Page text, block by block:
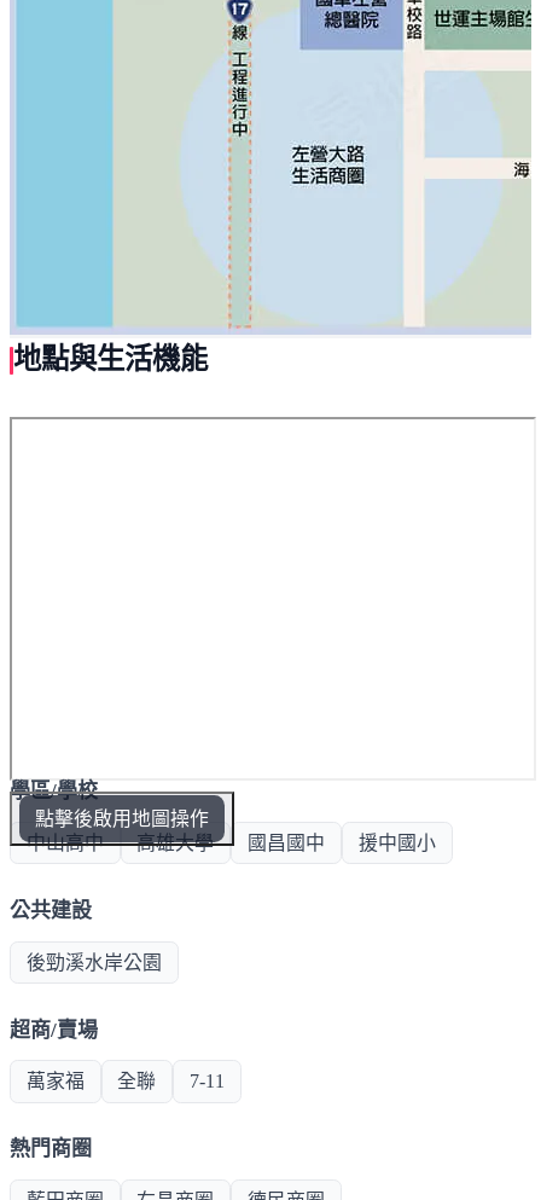
地點與生活機能
點擊後啟用地圖操作
學區/學校
中山高中 高雄大學 國昌國中 援中國小
公共建設
後勁溪水岸公園
超商/賣場
萬家福 全聯 7-11
熱門商圈